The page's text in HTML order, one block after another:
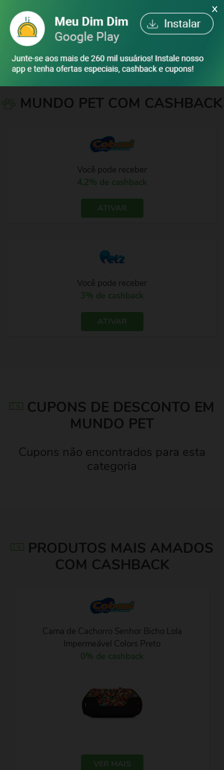
X
ENTRAR
MUNDO PET COM CASHBACK
Você pode receber
4,2% de cashback
ATIVAR
Você pode receber
3% de cashback
ATIVAR
CUPONS DE DESCONTO EM
MUNDO PET
Cupons não encontrados para esta
categoria
PRODUTOS MAIS AMADOS
COM CASHBACK
Cama de Cachorro Senhor Bicho Lola
Impermeável Colors Preto
0% de cashback
VER MAIS